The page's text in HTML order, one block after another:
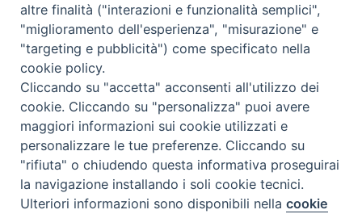
Copyright © 2019 - Tutti i diritti riservati - Vita
Trentina Editrice
Privacy Policy
Torna
Preferenze Cookie
altre finalità ("interazioni e funzionalità semplici",
"miglioramento dell'esperienza", "misurazione" e
"targeting e pubblicità") come specificato nella
cookie policy.
Cliccando su "accetta" acconsenti all'utilizzo dei
cookie. Cliccando su "personalizza" puoi avere
maggiori informazioni sui cookie utilizzati e
personalizzare le tue preferenze. Cliccando su
"rifiuta" o chiudendo questa informativa proseguirai
la navigazione installando i soli cookie tecnici.
Ulteriori informazioni sono disponibili nellacookie